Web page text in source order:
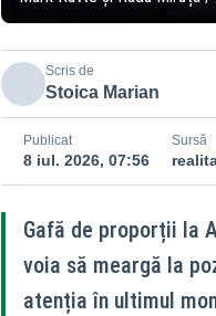
Scris de
Stoica Marian
Publicat
8 iul. 2026, 07:56
Sursă
Gafă de proporții la
voia să meargă la
atenția în ultimul